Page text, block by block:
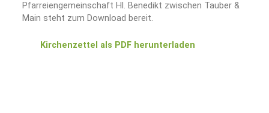
Pfarreiengemeinschaft Hl. Benedikt zwischen Tauber &
Main steht zum Download bereit.
Kirchenzettel als PDF herunterladen